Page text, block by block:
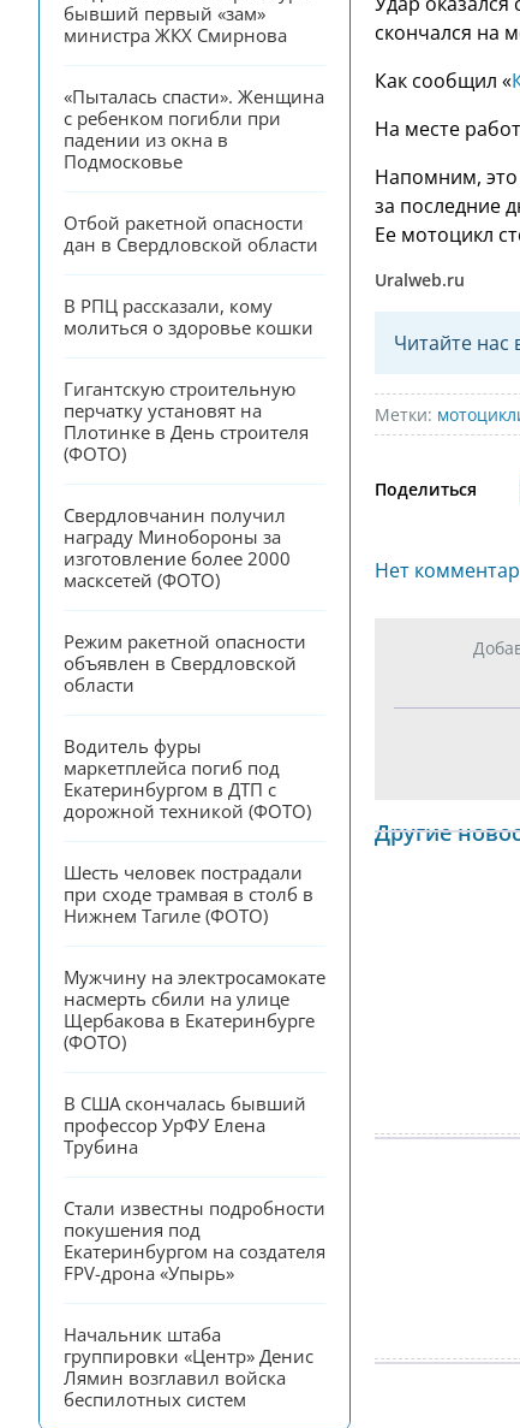
бывший первый «зам»
министра ЖКХ Смирнова
«Пыталась спасти». Женщина
с ребенком погибли при
падении из окна в
Подмосковье
Отбой ракетной опасности
дан в Свердловской области
В РПЦ рассказали, кому
молиться о здоровье кошки
Гигантскую строительную
перчатку установят на
Плотинке в День строителя
(ФОТО)
Свердловчанин получил
награду Минобороны за
изготовление более 2000
масксетей (ФОТО)
Режим ракетной опасности
объявлен в Свердловской
области
Водитель фуры
маркетплейса погиб под
Екатеринбургом в ДТП с
дорожной техникой (ФОТО)
Шесть человек пострадали
при сходе трамвая в столб в
Нижнем Тагиле (ФОТО)
Мужчину на электросамокате
насмерть сбили на улице
Щербакова в Екатеринбурге
(ФОТО)
В США скончалась бывший
профессор УрФУ Елена
Трубина
Стали известны подробности
покушения под
Екатеринбургом на создателя
FPV-дрона «Упырь»
Начальник штаба
группировки «Центр» Денис
Лямин возглавил войска
беспилотных систем
скончался на
Как сообщил «
На месте
Напомним, это
за последние
Ее мотоцикл
Uralweb.ru
Читайте нас
Метки:
Поделиться
Нет
Другие